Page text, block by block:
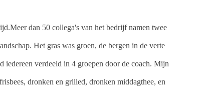
dan 50 collega's van het bedrijf namen twee
Het gras was groen, de bergen in de verte
iedereen verdeeld in 4 groepen door de coach. Mijn
dronken en grilled, dronken middagthee, en